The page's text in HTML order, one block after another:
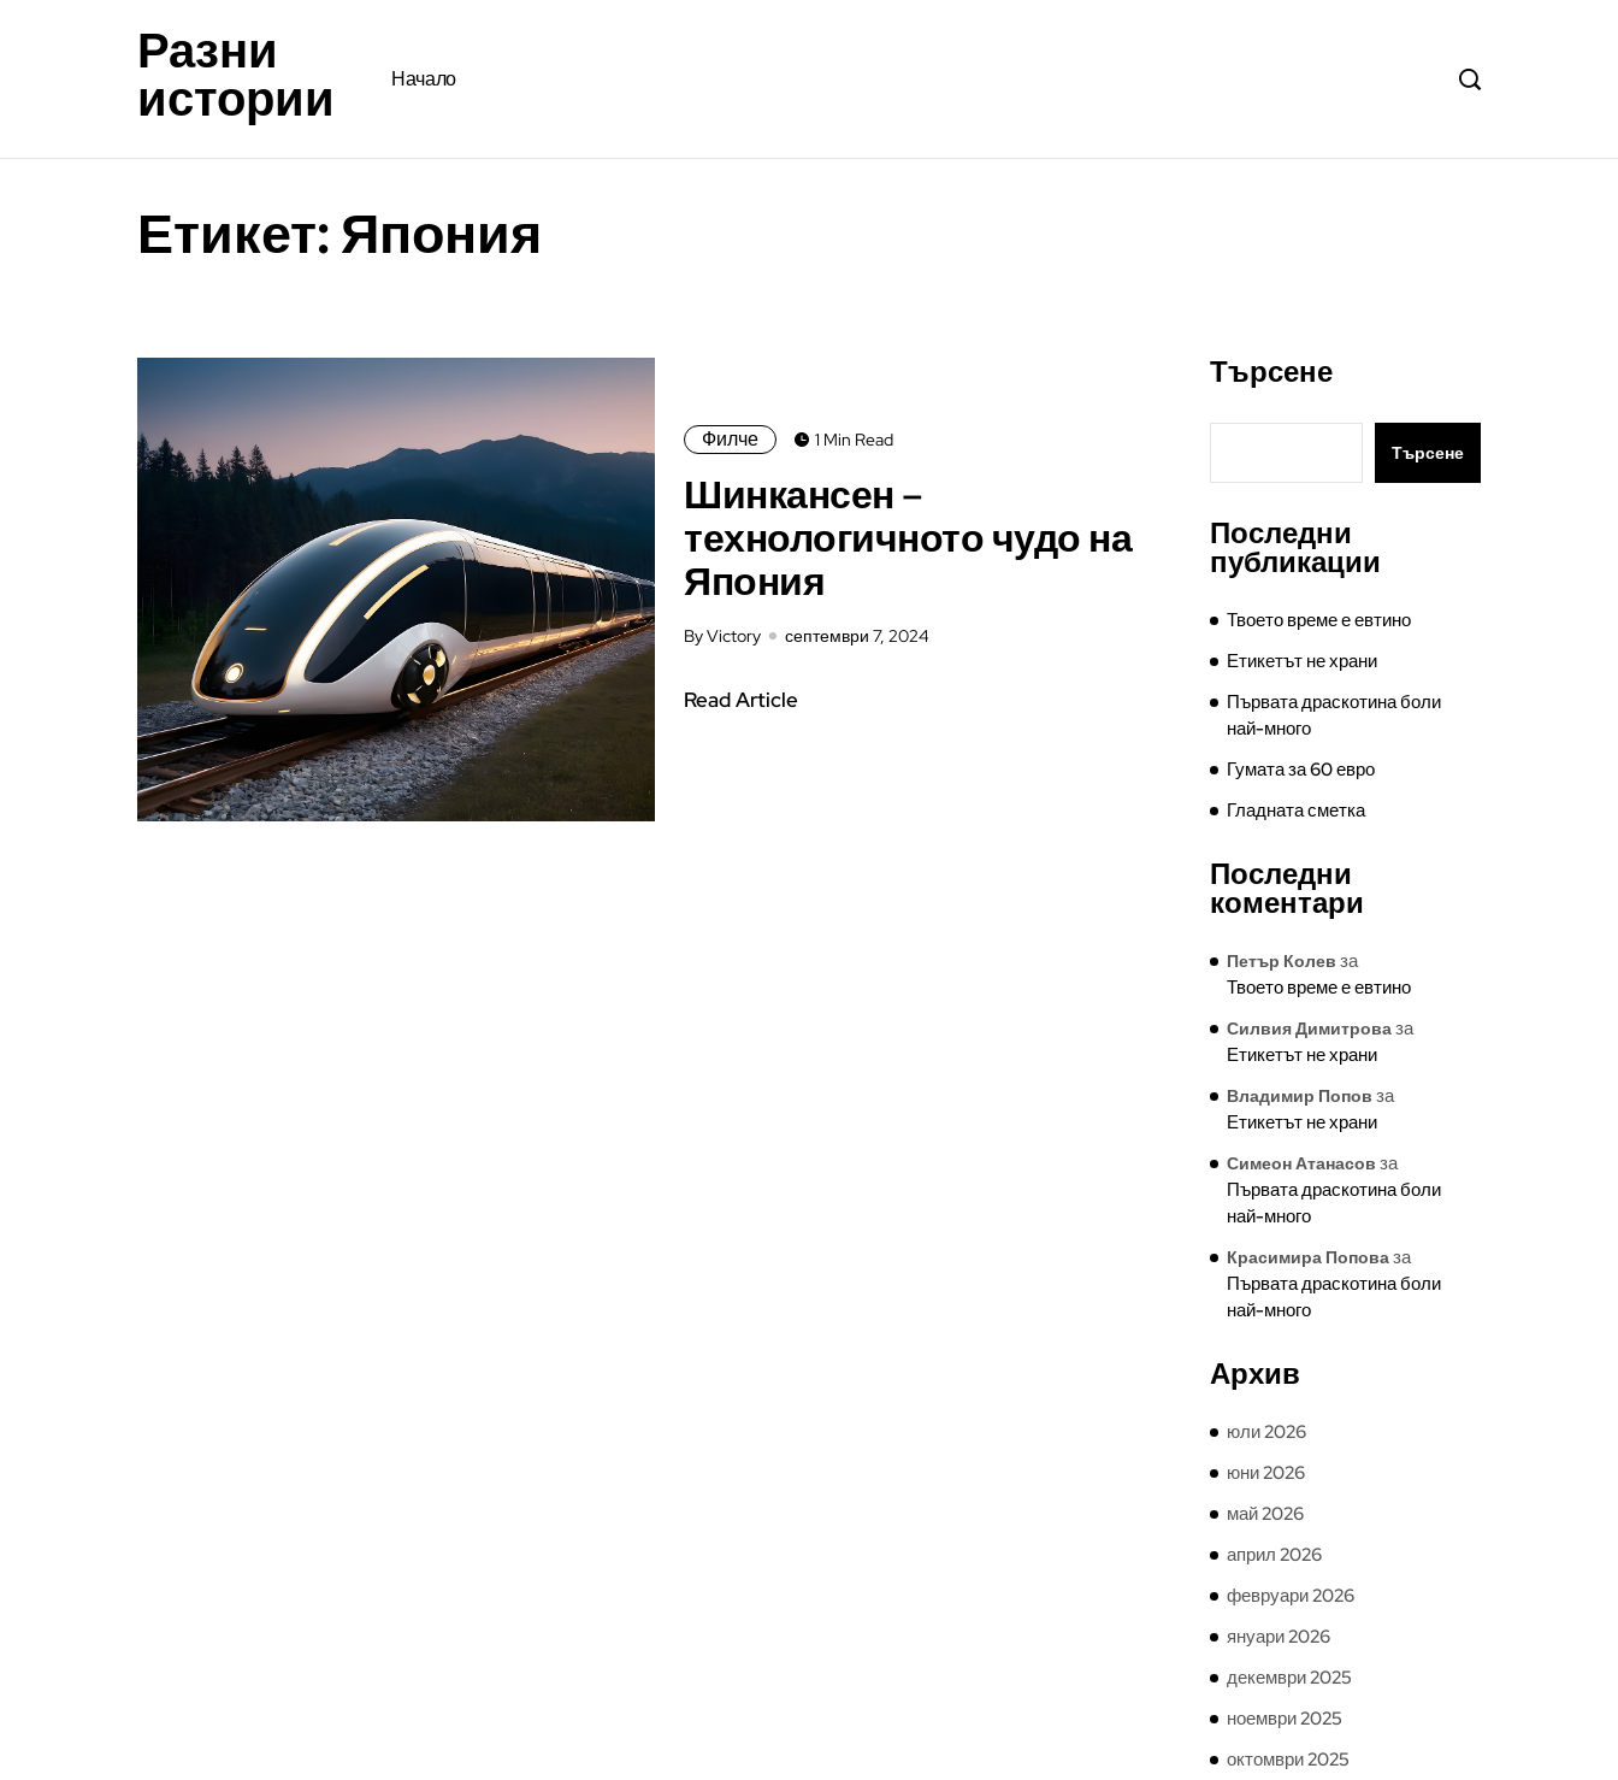
Разни
истории Начало
Етикет:Япония
Филче 1 Min Read
Шинкансен –
технологичното чудо на
Япония
By Victory септември 7, 2024
Read Article
Търсене
Търсене
Последни
публикации
Твоето време е евтино
Етикетът не храни
Първата драскотина боли
най-много
Гумата за 60 евро
Гладната сметка
Последни
коментари
Петър Колев за
Твоето време е евтино
Силвия Димитроваза
Етикетът не храни
Владимир Попов за
Етикетът не храни
Симеон Атанасов за
Първата драскотина боли
най-много
Красимира Поповаза
Първата драскотина боли
най-много
Архив
юли 2026
юни 2026
май 2026
април 2026
февруари 2026
януари 2026
декември 2025
ноември 2025
октомври 2025